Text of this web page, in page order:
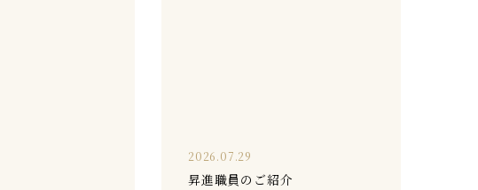
2026.07.29
昇進職員のご紹介